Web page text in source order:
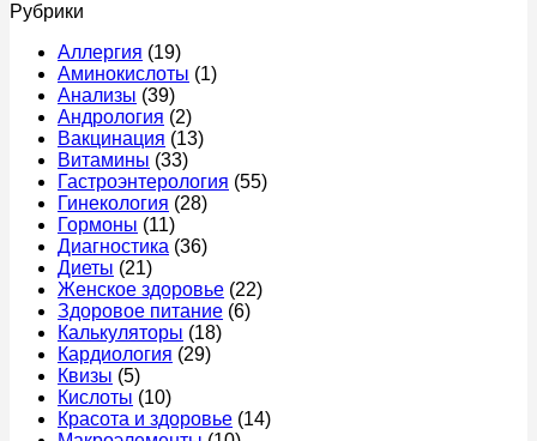
Рубрики
Аллергия (19)
Аминокислоты (1)
Анализы (39)
Андрология (2)
Вакцинация (13)
Витамины (33)
Гастроэнтерология (55)
Гинекология (28)
Гормоны (11)
Диагностика (36)
Диеты (21)
Женское здоровье (22)
Здоровое питание (6)
Калькуляторы (18)
Кардиология (29)
Квизы (5)
Кислоты (10)
Красота и здоровье (14)